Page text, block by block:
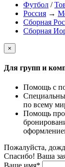
Футбол /
Россия →
Сборная
Сборная
×
Для групп и
Помощь с
по всему
Помощь
Пожалуйста,
Спасибо! Ваша
Ваше имя*